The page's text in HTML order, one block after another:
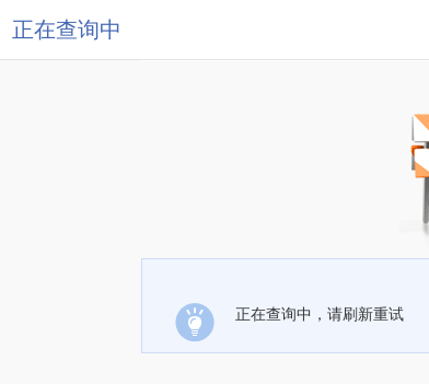
正在查询中
正在查询中，请刷新重试